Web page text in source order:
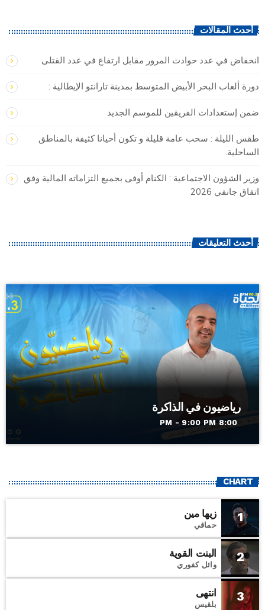
أحدث المقالات
انخفاض في عدد حوادث المرور مقابل ارتفاع في عدد القتلى
دورة ألعاب البحر الأبيض المتوسط بمدينة تارانتو الإيطالية :
ضمن إستعدادات الفريقين للموسم الجديد
طقس الليلة : سحب عامة قليلة و تكون أحيانا كثيفة بالمناطق
الساحلية.
وزير الشؤون الاجتماعية : الكنام أوفى بجميع التزاماته المالية وفق
اتفاق جانفي 2026
أحدث التعليقات
رياضيون في الذاكرة
8:00 PM - 9:00 PM
CHART
1 زيها مين
حماقي
2 البنت القوية
وائل كفوري
3 انتهى
بلقيس